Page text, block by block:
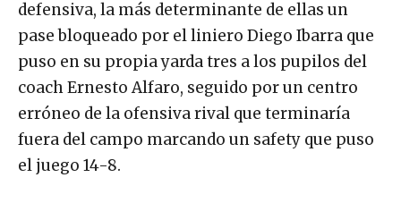
defensiva, la más determinante de ellas un
pase bloqueado por el liniero Diego Ibarra que
puso en su propia yarda tres a los pupilos del
coach Ernesto Alfaro, seguido por un centro
erróneo de la ofensiva rival que terminaría
fuera del campo marcando un safety que puso
el juego 14-8.